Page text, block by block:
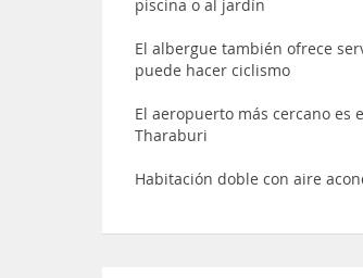
piscina o al jardín
El albergue también ofrece
puede hacer ciclismo
El aeropuerto más cercano es
Tharaburi
Habitación doble con aire